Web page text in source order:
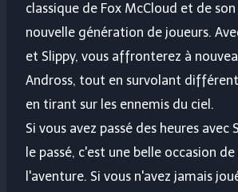
classique de Fox McCloud et de
nouvelle génération de joueurs.
et Slippy, vous affronterez à
Andross, tout en survolant
en tirant sur les ennemis du ciel.
Si vous avez passé des heures avec
le passé, c'est une belle occasion
l'aventure. Si vous n'avez jamais